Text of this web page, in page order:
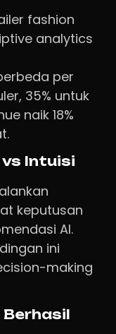
fashion
analytics
per
35% untuk
naik 18%
vs Intuisi
keputusan
AI.
ini
making
Berhasil